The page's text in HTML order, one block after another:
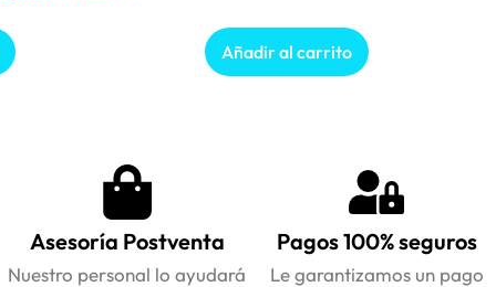
Añadir al carrito
Asesoría Postventa
Nuestro personal lo ayudará
Pagos 100% seguros
Le garantizamos un pago